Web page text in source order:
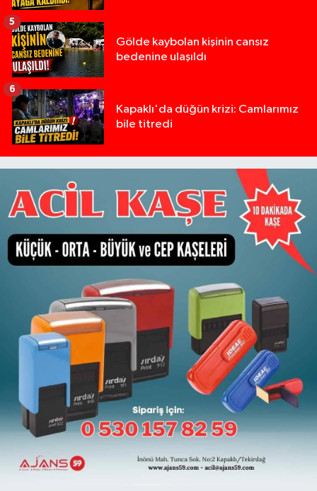
Gölde kaybolan kişinin cansız
bedenine ulaşıldı
5
Kapaklı'da düğün krizi: Camlarımız
bile titredi
6